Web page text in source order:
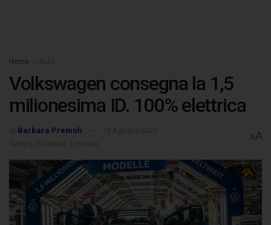
Home
Volkswagen consegna la 1,5
milionesima ID. 100% elettrica
Barbara Premoli
AA